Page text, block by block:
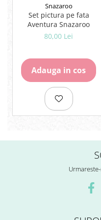
Cerneala
Table magnetice si de pluta
Snazaroo
Set pictura pe fata
Aventura Snazaroo
80,00 Lei
Adauga in cos